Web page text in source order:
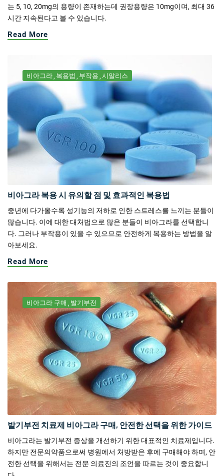
는 5, 10, 20mg의 용량이 존재하는데 권장용량은 10mg이며, 최대 36
시간 지속된다고 볼 수 있습니다.
Read More
비아그라 복용법 부작용 시알리스
비아그라 복용 시 유의할 점 및 효과적인 복용법
중년에 다가올수록 성기능의 저하로 인한 스트레스를 느끼는 분들이
많습니다. 이에 대한 대처법으로 많은 분들이 비아그라를 선택합니
다. 그러나 부작용이 있을 수 있으므로 안전하게 복용하는 방법을 알
아보세요.
Read More
비아그라 구매 발기부전
발기부전 치료제 비아그라 구매, 안전한 선택을 위한 가이드
비아그라는 발기부전 증상을 개선하기 위한 대표적인 치료제입니다.
하지만 전문의약품으로써 병원에서 처방받은 후에 구매해야 하며, 안
전한 선택을 위해서는 전문 의료진의 조언을 따르는 것이 중요합니